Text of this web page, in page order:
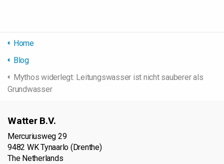
Home
Blog
Mythos widerlegt: Leitungswasser ist nicht sauberer als
Grundwasser
Watter B.V.
Mercuriusweg 29
9482 WK Tynaarlo (Drenthe)
The Netherlands